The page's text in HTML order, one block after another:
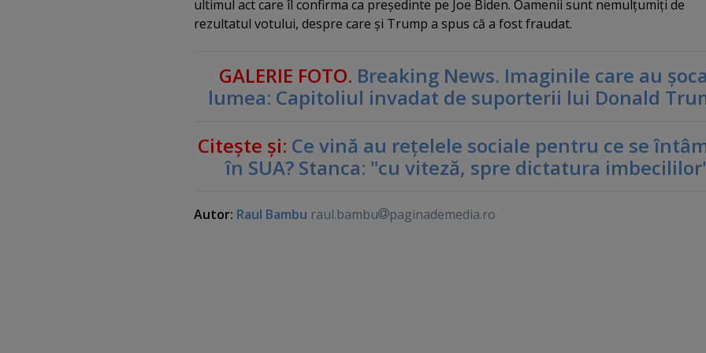
ultimul act care îl confirma ca preşedinte pe Joe Biden. Oamenii sunt nemulţumiţi de
rezultatul votului, despre care şi Trump a spus că a fost fraudat.
GALERIE FOTO. Breaking News. Imaginile care au
lumea: Capitoliul invadat de suporterii lui Donald
Citeşte şi: Ce vină au reţelele sociale pentru ce se
în SUA? Stanca: "cu viteză, spre dictatura
Autor: Raul Bambu raul.bambu paginademedia.ro